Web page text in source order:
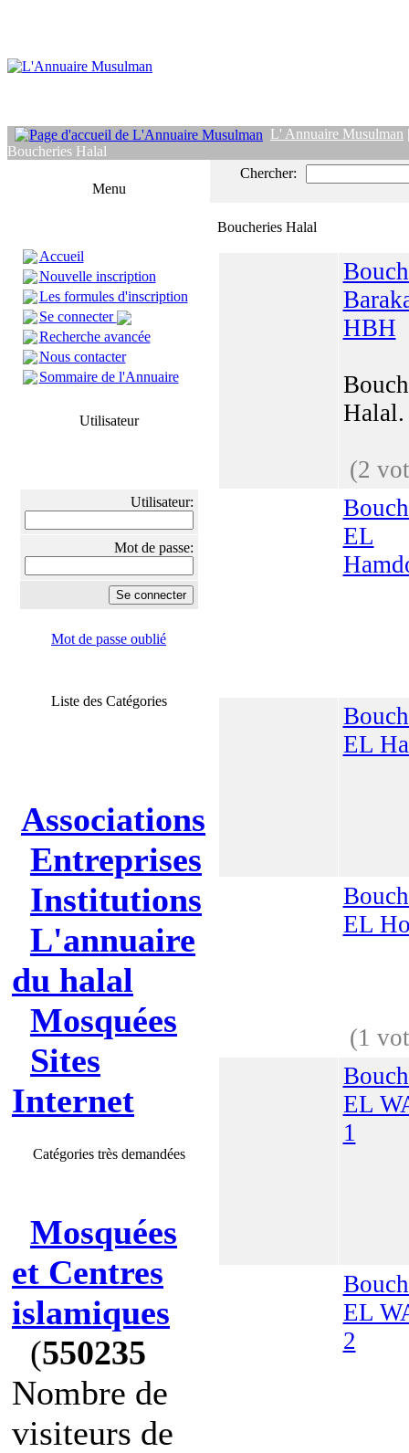
L' Annuaire Musulman
Boucheries Halal
Menu
Accueil
Nouvelle inscription
Les formules d'inscription
Se connecter
Recherche avancée
Nous contacter
Sommaire de l'Annuaire
Utilisateur
Utilisateur:
Mot de passe:
Mot de passe oublié
Liste des Catégories
Associations
Entreprises
Institutions
L'annuaire
du halal
Mosquées
Sites
Internet
Catégories très demandées
Mosquées
et Centres
islamiques
(550235
Nombre de
visiteurs de
Chercher:
Boucheries Halal
HBH
Halal.
(2
EL
EL
EL
(1
EL
1
EL
2